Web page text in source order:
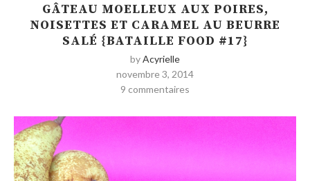
GÂTEAU MOELLEUX AUX POIRES,
NOISETTES ET CARAMEL AU BEURRE
SALÉ {BATAILLE FOOD #17}
byAcyrielle
novembre 3, 2014
9 commentaires